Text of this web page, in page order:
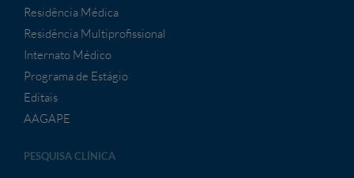
Residência Médica
Residência Multiprofissional
Internato Médico
Programa de Estágio
Editais
AAGAPE
PESQUISA CLÍNICA